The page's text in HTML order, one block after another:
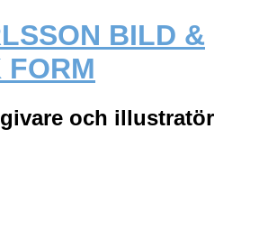
BILD &
FORM
och illustratör